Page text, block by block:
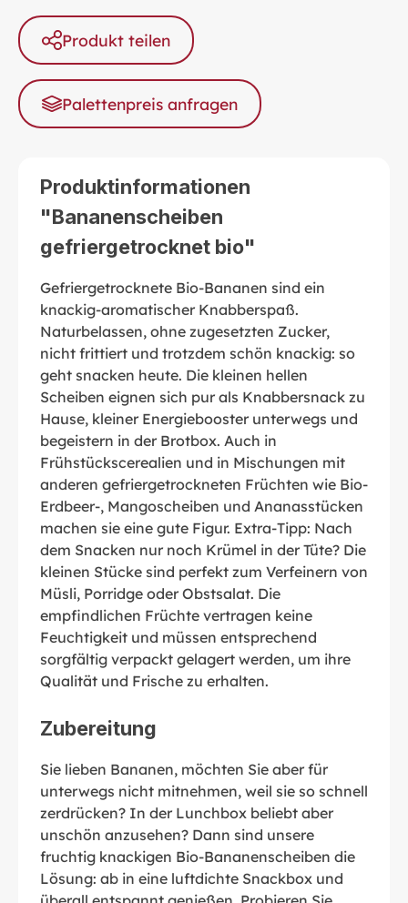
Produkt teilen
Palettenpreis anfragen
Produktinformationen
"Bananenscheiben
gefriergetrocknet bio"
Gefriergetrocknete Bio-Bananen sind ein
knackig-aromatischer Knabberspaß.
Naturbelassen, ohne zugesetzten Zucker,
nicht frittiert und trotzdem schön knackig: so
geht snacken heute. Die kleinen hellen
Scheiben eignen sich pur als Knabbersnack zu
Hause, kleiner Energiebooster unterwegs und
begeistern in der Brotbox. Auch in
Frühstückscerealien und in Mischungen mit
anderen gefriergetrockneten Früchten wie Bio-
Erdbeer-, Mangoscheiben und Ananasstücken
machen sie eine gute Figur. Extra-Tipp: Nach
dem Snacken nur noch Krümel in der Tüte? Die
kleinen Stücke sind perfekt zum Verfeinern von
Müsli, Porridge oder Obstsalat. Die
empfindlichen Früchte vertragen keine
Feuchtigkeit und müssen entsprechend
sorgfältig verpackt gelagert werden, um ihre
Qualität und Frische zu erhalten.
Zubereitung
Sie lieben Bananen, möchten Sie aber für
unterwegs nicht mitnehmen, weil sie so schnell
zerdrücken? In der Lunchbox beliebt aber
unschön anzusehen? Dann sind unsere
fruchtig knackigen Bio-Bananenscheiben die
Lösung: ab in eine luftdichte Snackbox und